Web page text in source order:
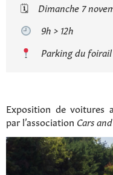
🗓
Dimanche 7
9h > 12h
Parking du foirail
Exposition de voitures
par l’association Cars